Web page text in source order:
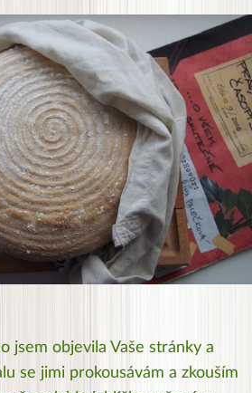
jsem objevila Vaše stránky a
se jimi prokousávám a zkouším